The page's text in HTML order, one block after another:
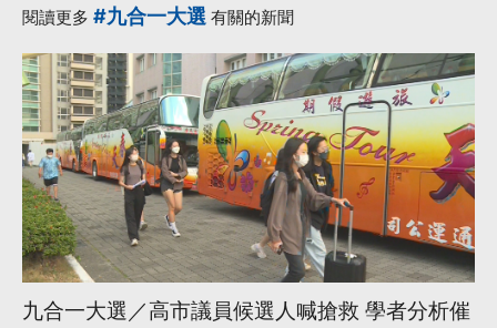
閱讀更多 #九合一大選 有關的新聞
九合一大選／高市議員候選人喊搶救 學者分析催